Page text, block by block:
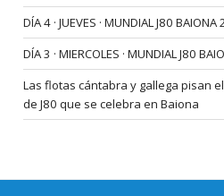
DÍA 4 · JUEVES · MUNDIAL J80 BAIONA
DÍA 3 · MIERCOLES · MUNDIAL J80
Las flotas cántabra y gallega pisan
de J80 que se celebra en Baiona